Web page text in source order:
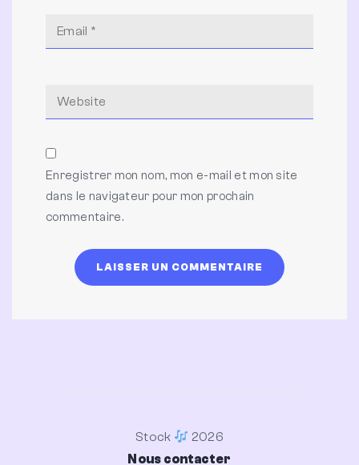
Enregistrer mon nom, mon e-mail et mon site
dans le navigateur pour mon prochain
commentaire.
Stock
2026
Nous contacter